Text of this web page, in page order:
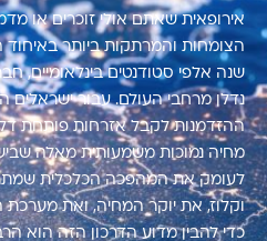
אירופאית שאתם אולי זוכרים או
הצומחות והמרתקות ביותר באיחוד
שנה אלפי סטודנטים בינלאומיים,
נדלן מרחבי העולם. עבור ישראלים
ההזדמנות לקבל אזרחות פותחת
מחיה נמוכות משמעותית מאלה
לעומק את המהפכה הכלכלית
וקלוז, את יוקר המחיה, ואת
כדי להבין מדוע הדרכון הזה הוא